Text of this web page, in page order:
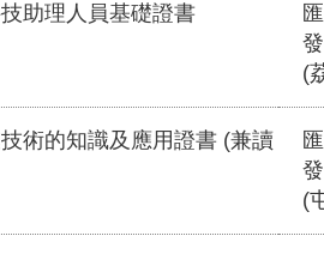
助理人員基礎證書
(
術的知識及應用證書 (兼讀
(